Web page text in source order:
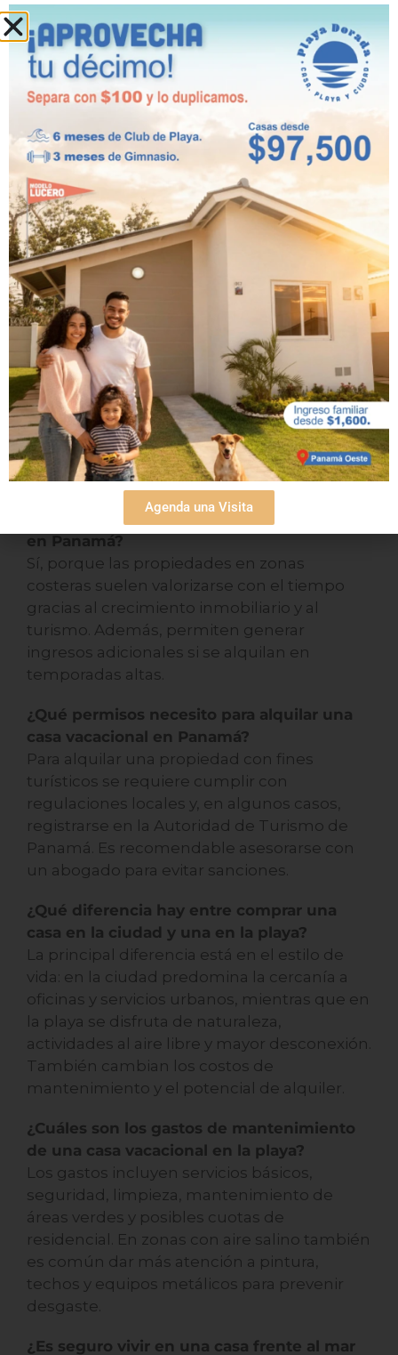
Estándar de vida elevado
: seguridad,
servicios, infraestructura moderna.
Playa Dorada ha sido diseñada con el
propósito de brindar un modo de vida
óptimo, con comodidades exclusivas y
atractivos para sus residentes.
En Playa Dorada buscamos elevar el estilo
de vida de cada residente con una oferta
variada de casas a tan solo pasos del mar.
¿Te gustaría conocer más detalles sobre
nuestras residencias y la posibilidad de vivir
en Panamá Oeste? Entonces, continúa
leyendo las entradas actualizadas de
nuestroblog.
Preguntas frecuentes
¿Es rentable invertir en una casa de playa
en Panamá?
Sí, porque las propiedades en zonas
costeras suelen valorizarse con el tiempo
gracias al crecimiento inmobiliario y al
turismo. Además, permiten generar
ingresos adicionales si se alquilan en
temporadas altas.
¿Qué permisos necesito para alquilar una
casa vacacional en Panamá?
Para alquilar una propiedad con fines
turísticos se requiere cumplir con
regulaciones locales y, en algunos casos,
registrarse en la Autoridad de Turismo de
Panamá. Es recomendable asesorarse con
un abogado para evitar sanciones.
¿Qué diferencia hay entre comprar una
casa en la ciudad y una en la playa?
La principal diferencia está en el estilo de
vida: en la ciudad predomina la cercanía a
oficinas y servicios urbanos, mientras que en
la playa se disfruta de naturaleza,
actividades al aire libre y mayor desconexión.
También cambian los costos de
mantenimiento y el potencial de alquiler.
¿Cuáles son los gastos de mantenimiento
de una casa vacacional en la playa?
Los gastos incluyen servicios básicos,
seguridad, limpieza, mantenimiento de
áreas verdes y posibles cuotas de
residencial. En zonas con aire salino también
es común dar más atención a pintura,
techos y equipos metálicos para prevenir
desgaste.
¿Es seguro vivir en una casa frente al mar
Agenda una Visita